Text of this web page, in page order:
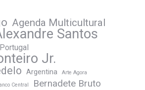
Agenda Multicultural
Santos
Jr.
Argentina Arte Agora
Central Bernadete Bruto